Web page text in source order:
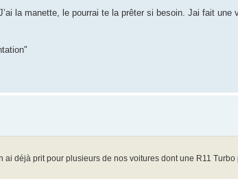
la manette, le pourrai te la prêter si besoin. Jai fait une
déjà prit pour plusieurs de nos voitures dont une R11 Turbo